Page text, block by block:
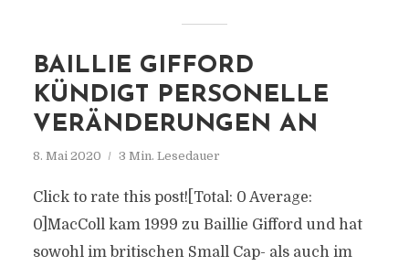
BAILLIE GIFFORD
KÜNDIGT PERSONELLE
VERÄNDERUNGEN AN
8. Mai 2020 3 Min. Lesedauer
Click to rate this post![Total: 0 Average:
0]MacColl kam 1999 zu Baillie Gifford und hat
sowohl im britischen Small Cap- als auch im